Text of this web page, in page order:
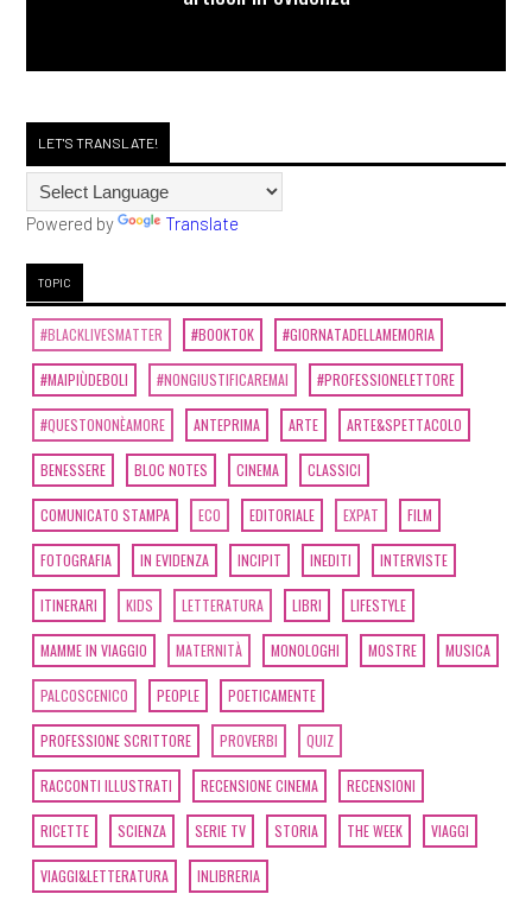
LET'S TRANSLATE!
Powered by Translate
TOPIC
#BLACKLIVESMATTER #BOOKTOK #GIORNATADELLAMEMORIA
#MAIPIÙDEBOLI #NONGIUSTIFICAREMAI #PROFESSIONELETTORE
#QUESTONONÈAMORE ANTEPRIMA ARTE ARTE&SPETTACOLO
BENESSERE BLOC NOTES CINEMA CLASSICI
COMUNICATO STAMPA ECO EDITORIALE EXPAT FILM
FOTOGRAFIA IN EVIDENZA INCIPIT INEDITI INTERVISTE
ITINERARI KIDS LETTERATURA LIBRI LIFESTYLE
MAMME IN VIAGGIO MATERNITÀ MONOLOGHI MOSTRE MUSICA
PALCOSCENICO PEOPLE POETICAMENTE
PROFESSIONE SCRITTORE PROVERBI QUIZ
RACCONTI ILLUSTRATI RECENSIONE CINEMA RECENSIONI
RICETTE SCIENZA SERIE TV STORIA THE WEEK VIAGGI
VIAGGI&LETTERATURA INLIBRERIA